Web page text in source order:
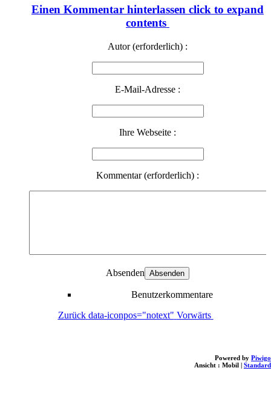
Einen Kommentar hinterlassen click to expand
contents
Autor (erforderlich) :
E-Mail-Adresse :
Ihre Webseite :
Kommentar (erforderlich) :
Absenden
Benutzerkommentare
Zurück data-iconpos="notext" Vorwärts
Powered by Piwigo
Ansicht : Mobil | Standard